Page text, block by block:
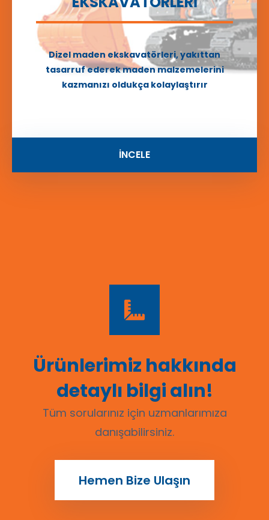
Dizel maden ekskavatörleri, yakıttan
tasarruf ederek maden malzemelerini
kazmanızı oldukça kolaylaştırır
İNCELE
Ürünlerimiz hakkında
detaylı bilgi alın!
Tüm sorularınız için uzmanlarımıza
danışabilirsiniz.
Hemen Bize Ulaşın